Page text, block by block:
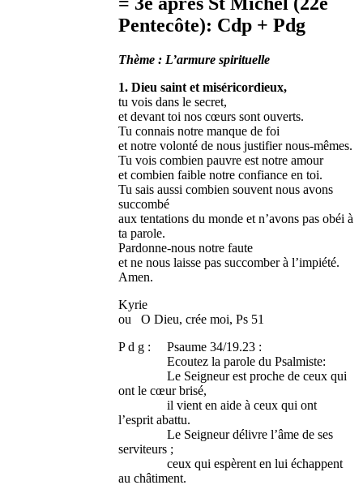
Pentecôte): Cdp + Pdg
Thème : L’armure spirituelle
1. Dieu saint et miséricordieux,
tu vois dans le secret,
et devant toi nos cœurs sont ouverts.
Tu connais notre manque de foi
et notre volonté de nous justifier nous-mêmes.
Tu vois combien pauvre est notre amour
et combien faible notre confiance en toi.
Tu sais aussi combien souvent nous avons
succombé
aux tentations du monde et n’avons pas obéi à
ta parole.
Pardonne-nous notre faute
et ne nous laisse pas succomber à l’impiété.
Amen.
Kyrie
ou O Dieu, crée moi, Ps 51
P d g : Psaume 34/19.23 :
Ecoutez la parole du Psalmiste:
Le Seigneur est proche de ceux qui
ont le cœur brisé,
il vient en aide à ceux qui ont
l’esprit abattu.
Le Seigneur délivre l’âme de ses
serviteurs ;
ceux qui espèrent en lui échappent
au châtiment.